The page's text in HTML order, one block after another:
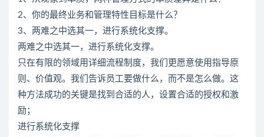
2、你的最终业务和管理特性目标是什么？
3、两难之中选其一，进行系统化支撑。
两难之中选其一，进行系统化支撑。
只在有限的领域用详细流程制度，我们更愿意使用指导原
则、价值观。我们告诉员工要做什么，而不是怎么做。这
种方法成功的关键是找到合适的人，设置合适的授权和激
励；
进行系统化支撑